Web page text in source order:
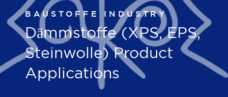
BAUSTOFFE INDUSTRY
Dämmstoffe (XPS, EPS,
Steinwolle) Product
Applications